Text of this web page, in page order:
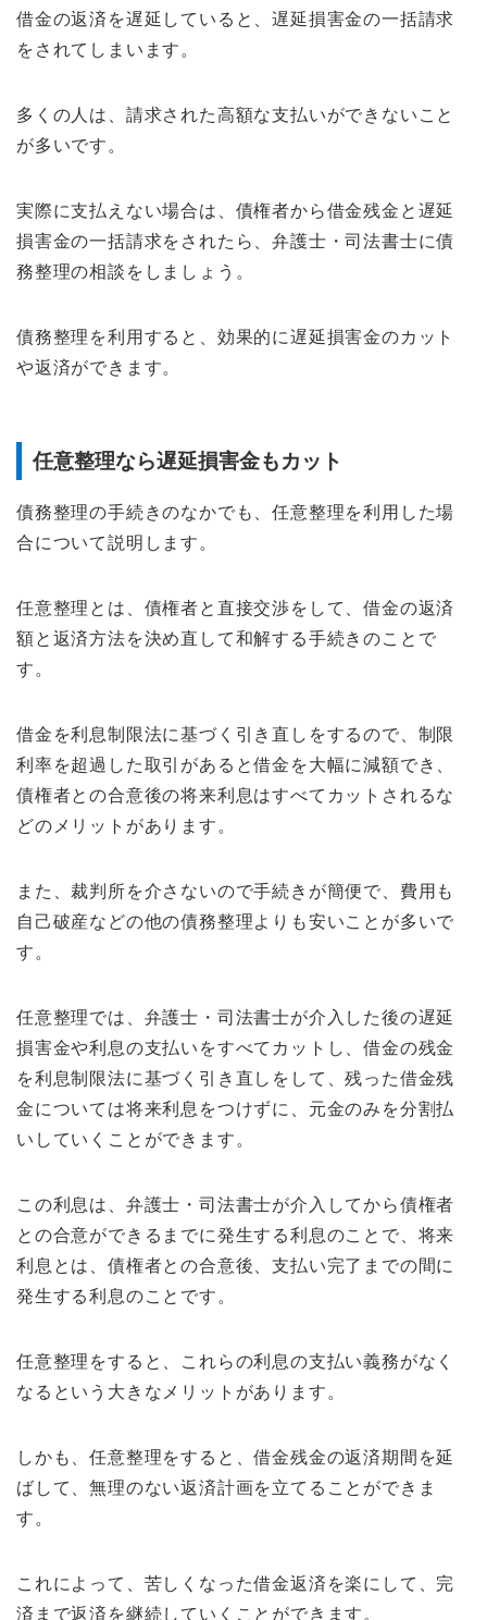
借金の返済を遅延していると、遅延損害金の一括請求
をされてしまいます。
多くの人は、請求された高額な支払いができないこと
が多いです。
実際に支払えない場合は、債権者から借金残金と遅延
損害金の一括請求をされたら、弁護士・司法書士に債
務整理の相談をしましょう。
債務整理を利用すると、効果的に遅延損害金のカット
や返済ができます。
任意整理なら遅延損害金もカット
債務整理の手続きのなかでも、任意整理を利用した場
合について説明します。
任意整理とは、債権者と直接交渉をして、借金の返済
額と返済方法を決め直して和解する手続きのことで
す。
借金を利息制限法に基づく引き直しをするので、制限
利率を超過した取引があると借金を大幅に減額でき、
債権者との合意後の将来利息はすべてカットされるな
どのメリットがあります。
また、裁判所を介さないので手続きが簡便で、費用も
自己破産などの他の債務整理よりも安いことが多いで
す。
任意整理では、弁護士・司法書士が介入した後の遅延
損害金や利息の支払いをすべてカットし、借金の残金
を利息制限法に基づく引き直しをして、残った借金残
金については将来利息をつけずに、元金のみを分割払
いしていくことができます。
この利息は、弁護士・司法書士が介入してから債権者
との合意ができるまでに発生する利息のことで、将来
利息とは、債権者との合意後、支払い完了までの間に
発生する利息のことです。
任意整理をすると、これらの利息の支払い義務がなく
なるという大きなメリットがあります。
しかも、任意整理をすると、借金残金の返済期間を延
ばして、無理のない返済計画を立てることができま
す。
これによって、苦しくなった借金返済を楽にして、完
済まで返済を継続していくことができます。